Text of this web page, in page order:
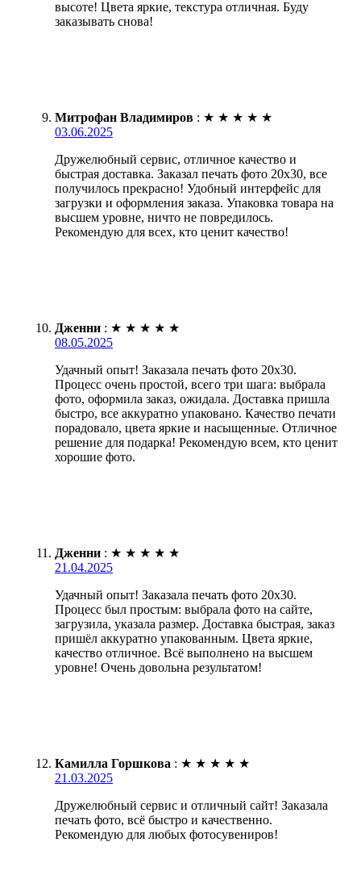
высоте! Цвета яркие, текстура отличная. Буду
заказывать снова!
Митрофан Владимиров : ★ ★ ★ ★ ★
03.06.2025
Дружелюбный сервис, отличное качество и
быстрая доставка. Заказал печать фото 20х30, все
получилось прекрасно! Удобный интерфейс для
загрузки и оформления заказа. Упаковка товара на
высшем уровне, ничто не повредилось.
Рекомендую для всех, кто ценит качество!
Дженни : ★ ★ ★ ★ ★
08.05.2025
Удачный опыт! Заказала печать фото 20х30.
Процесс очень простой, всего три шага: выбрала
фото, оформила заказ, ожидала. Доставка пришла
быстро, все аккуратно упаковано. Качество печати
порадовало, цвета яркие и насыщенные. Отличное
решение для подарка! Рекомендую всем, кто ценит
хорошие фото.
Дженни : ★ ★ ★ ★ ★
21.04.2025
Удачный опыт! Заказала печать фото 20х30.
Процесс был простым: выбрала фото на сайте,
загрузила, указала размер. Доставка быстрая, заказ
пришёл аккуратно упакованным. Цвета яркие,
качество отличное. Всё выполнено на высшем
уровне! Очень довольна результатом!
Камилла Горшкова : ★ ★ ★ ★ ★
21.03.2025
Дружелюбный сервис и отличный сайт! Заказала
печать фото, всё быстро и качественно.
Рекомендую для любых фотосувениров!